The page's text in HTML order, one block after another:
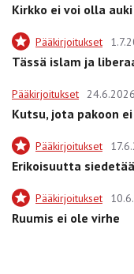
Kirkko ei voi olla
Pääkirjoitukset
Tässä islam ja
Pääkirjoitukset 24.6.2026
Kutsu, jota pakoon
Pääkirjoitukset
Erikoisuutta
Pääkirjoitukset
Ruumis ei ole virhe